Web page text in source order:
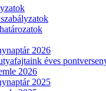
2026
éves
2026
2025